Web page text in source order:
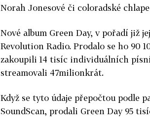
Norah Jonesové či coloradské
Nové album Green Day, v pořadí již
Revolution Radio. Prodalo se ho 90
zakoupili 14 tisíc individuálních
streamovali 47milionkrát.
Když se tyto údaje přepočtou podle
SoundScan, prodali Green Day 95